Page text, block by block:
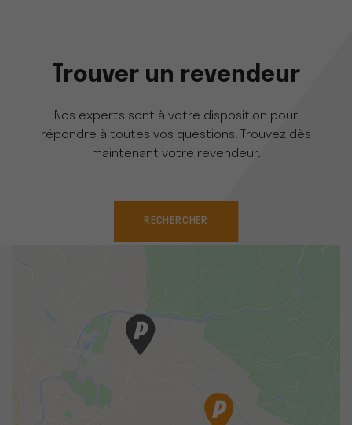
Trouver un revendeur
Nos experts sont à votre disposition pour
répondre à toutes vos questions. Trouvez dès
maintenant votre revendeur.
RECHERCHER